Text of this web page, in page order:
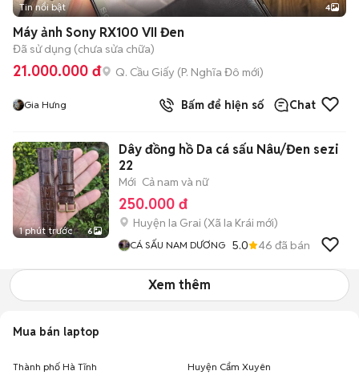
Tin nổi bật 4
Máy ảnh Sony RX100 VII Đen
Đã sử dụng (chưa sửa chữa)
21.000.000 đ Q. Cầu Giấy (P. Nghĩa Đô mới)
Gia Hưng Bấm để hiện số Chat
1 phút trước 6
Dây đồng hồ Da cá sấu Nâu/Đen sezi
22
Mới Cả nam và nữ
250.000 đ
Huyện Ia Grai (Xã Ia Krái mới)
CÁ SẤU NAM DƯƠNG 5.0 46 đã bán
Xem thêm
Mua bán laptop
Thành phố Hà Tĩnh Huyện Cẩm Xuyên